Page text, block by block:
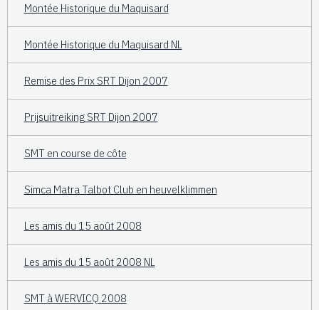
Montée Historique du Maquisard
Montée Historique du Maquisard NL
Remise des Prix SRT Dijon 2007
Prijsuitreiking SRT Dijon 2007
SMT en course de côte
Simca Matra Talbot Club en heuvelklimmen
Les amis du 15 août 2008
Les amis du 15 août 2008 NL
SMT à WERVICQ 2008